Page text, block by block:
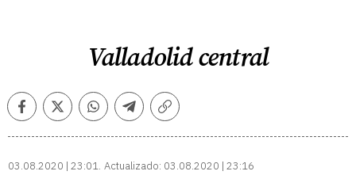
Valladolid central
FacebookTwitterWhatsappTelegramCopiar
03.08.2020 | 23:01 Actualizado: 03.08.2020 | 23:16